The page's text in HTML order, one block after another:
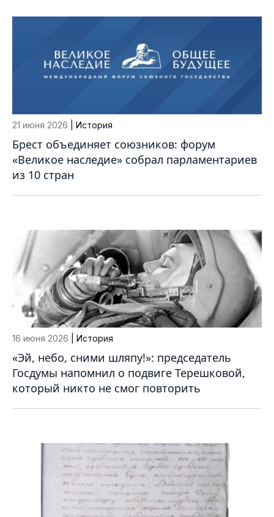
21 июня 2026 | История
Брест объединяет союзников: форум
«Великое наследие» собрал парламентариев
из 10 стран
16 июня 2026 | История
«Эй, небо, сними шляпу!»: председатель
Госдумы напомнил о подвиге Терешковой,
который никто не смог повторить